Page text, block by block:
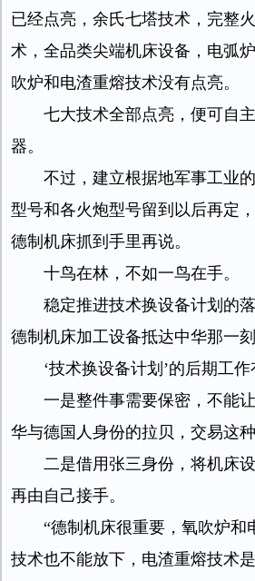
已经点亮，余氏七塔技术，完整
术，全品类尖端机床设备，电弧
吹炉和电渣重熔技术没有点亮。
七大技术全部点亮，便可自
器。
不过，建立根据地军事工业
型号和各火炮型号留到以后再定
德制机床抓到手里再说。
十鸟在林，不如一鸟在手。
稳定推进技术换设备计划的
德制机床加工设备抵达中华那一刻
‘技术换设备计划’的后期工
一是整件事需要保密，不能
华与德国人身份的拉贝，交易这
二是借用张三身份，将机床
再由自己接手。
“德制机床很重要，氧吹炉和
技术也不能放下，电渣重熔技术